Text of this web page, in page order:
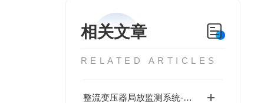
相关文章
RELATED ARTICLES
整流变压器局放监测系统-低成本